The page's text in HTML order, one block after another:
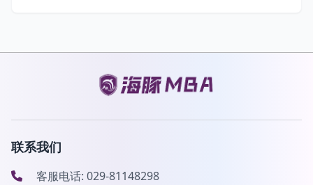
联系我们
客服电话: 029-81148298